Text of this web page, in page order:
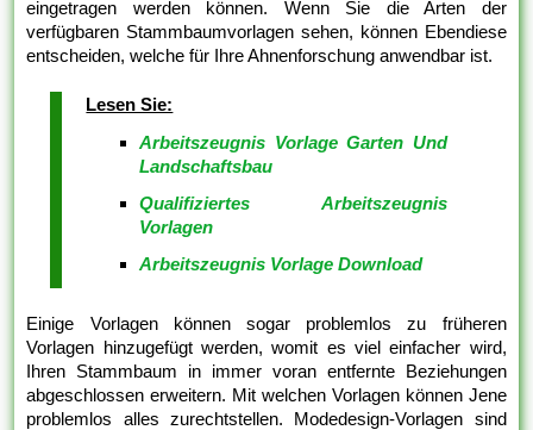
eingetragen werden können. Wenn Sie die Arten der
verfügbaren Stammbaumvorlagen sehen, können Ebendiese
entscheiden, welche für Ihre Ahnenforschung anwendbar ist.
Lesen Sie:
Arbeitszeugnis Vorlage Garten Und
Landschaftsbau
Qualifiziertes Arbeitszeugnis
Vorlagen
Arbeitszeugnis Vorlage Download
Einige Vorlagen können sogar problemlos zu früheren
Vorlagen hinzugefügt werden, womit es viel einfacher wird,
Ihren Stammbaum in immer voran entfernte Beziehungen
abgeschlossen erweitern. Mit welchen Vorlagen können Jene
problemlos alles zurechtstellen. Modedesign-Vorlagen sind